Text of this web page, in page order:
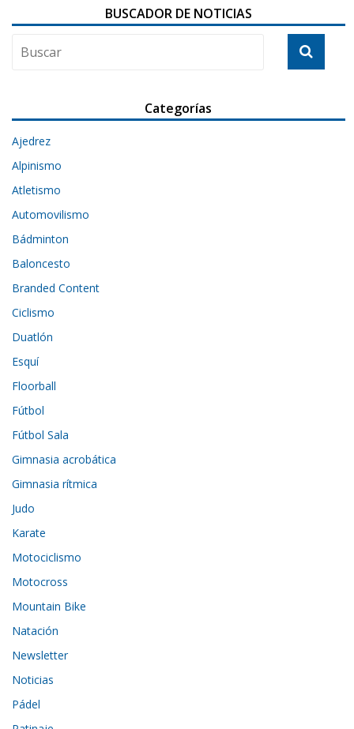
BUSCADOR DE NOTICIAS
Categorías
Ajedrez
Alpinismo
Atletismo
Automovilismo
Bádminton
Baloncesto
Branded Content
Ciclismo
Duatlón
Esquí
Floorball
Fútbol
Fútbol Sala
Gimnasia acrobática
Gimnasia rítmica
Judo
Karate
Motociclismo
Motocross
Mountain Bike
Natación
Newsletter
Noticias
Pádel